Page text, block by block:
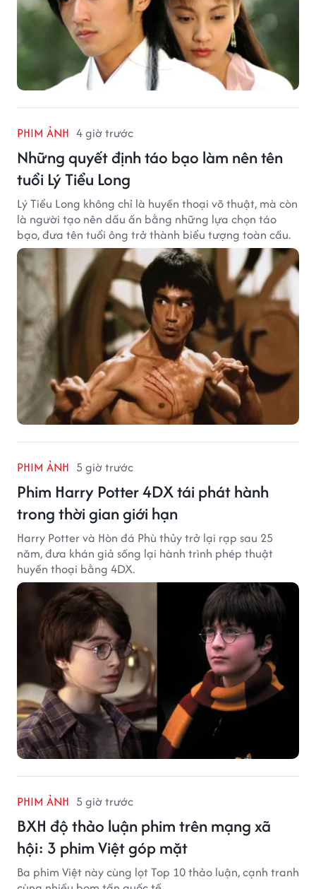
PHIM ẢNH 4 giờ trước
Những quyết định táo bạo làm nên tên
tuổi Lý Tiểu Long
Lý Tiểu Long không chỉ là huyền thoại võ thuật, mà còn
là người tạo nên dấu ấn bằng những lựa chọn táo
bạo, đưa tên tuổi ông trở thành biểu tượng toàn cầu.
PHIM ẢNH 5 giờ trước
Phim Harry Potter 4DX tái phát hành
trong thời gian giới hạn
Harry Potter và Hòn đá Phù thủy trở lại rạp sau 25
năm, đưa khán giả sống lại hành trình phép thuật
huyền thoại bằng 4DX.
PHIM ẢNH 5 giờ trước
BXH độ thảo luận phim trên mạng xã
hội: 3 phim Việt góp mặt
Ba phim Việt này cùng lọt Top 10 thảo luận, cạnh tranh